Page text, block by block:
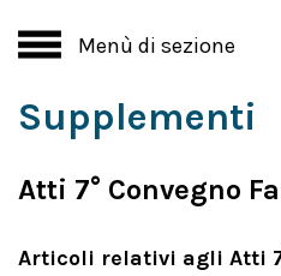
Menù di sezione
Supplementi
Atti 7° Convegno
Articoli relativi agli Atti